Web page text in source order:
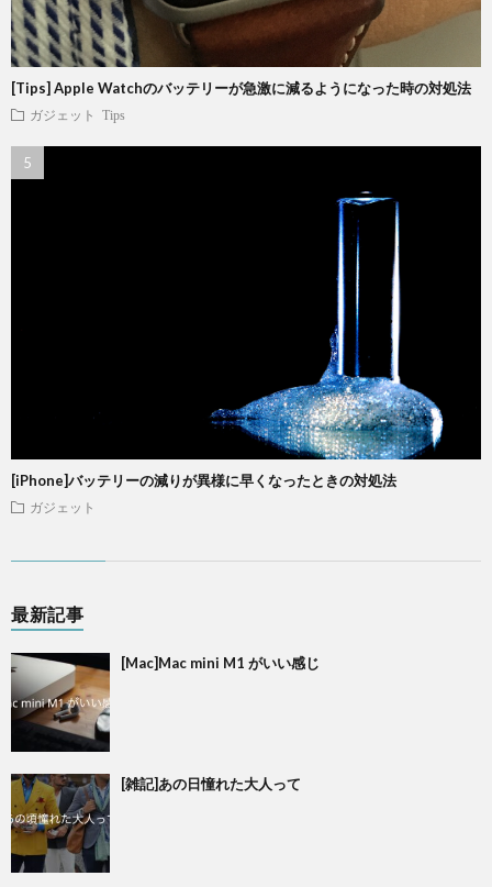
[Tips] Apple Watchのバッテリーが急激に減るようになった時の対処法
ガジェット Tips
[iPhone]バッテリーの減りが異様に早くなったときの対処法
ガジェット
最新記事
[Mac]Mac mini M1 がいい感じ
[雑記]あの日憧れた大人って